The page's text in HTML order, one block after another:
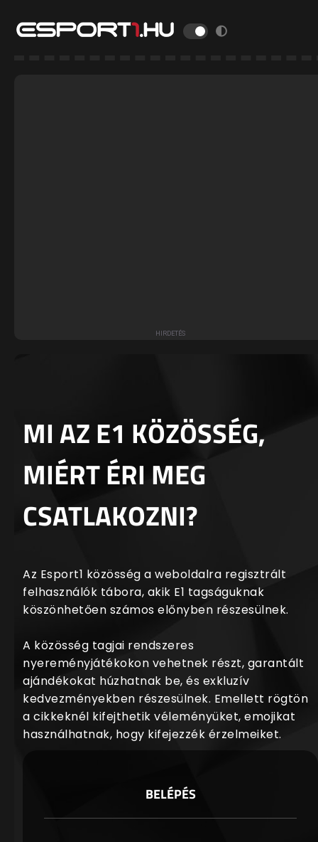
MI AZ E1 KÖZÖSSÉG,
MIÉRT ÉRI MEG
CSATLAKOZNI?
Az Esport1 közösség a weboldalra regisztrált
felhasználók tábora, akik E1 tagságuknak
köszönhetően számos előnyben részesülnek.
A közösség tagjai rendszeres
nyereményjátékokon vehetnek részt, garantált
ajándékokat húzhatnak be, és exkluzív
kedvezményekben részesülnek. Emellett rögtön
a cikkeknél kifejthetik véleményüket, emojikat
használhatnak, hogy kifejezzék érzelmeiket.
BELÉPÉS